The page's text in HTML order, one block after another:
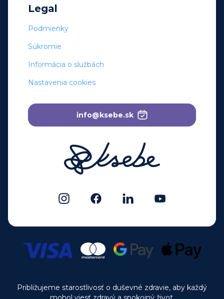
Legal
Podmienky
Súkromie
Informácia o službách
Nastavenia cookies
info@ksebe.sk
Približujeme starostlivosť o duševné zdravie, aby každý